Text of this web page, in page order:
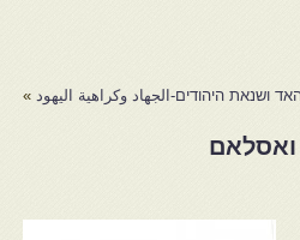
ושנאת היהודים-الجهاد وكراهية اليهود »
ואסלאם